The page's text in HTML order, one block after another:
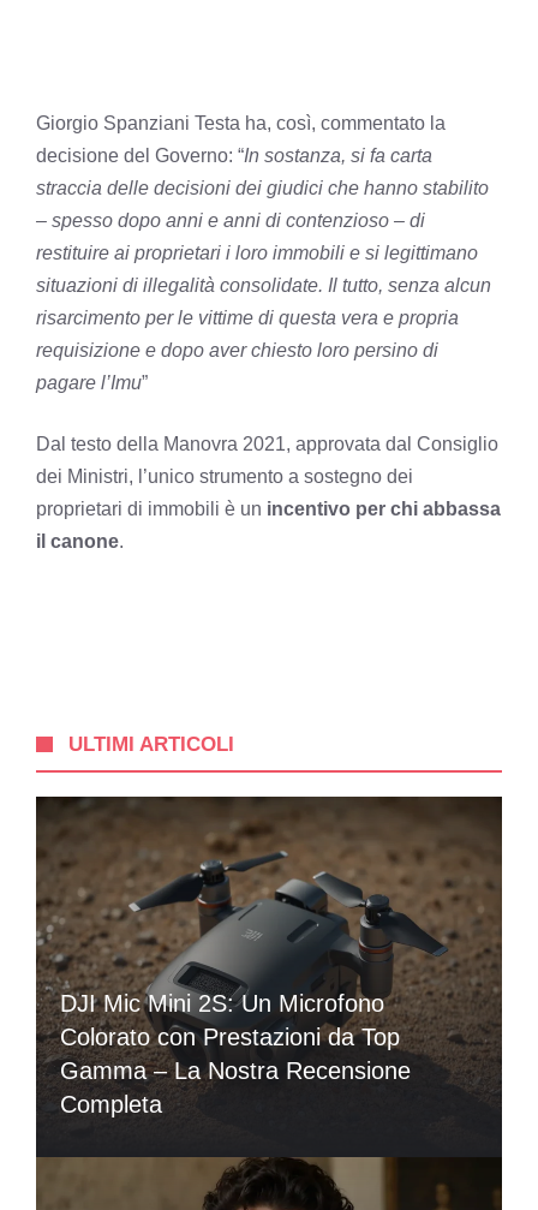
Giorgio Spanziani Testa ha, così, commentato la
decisione del Governo: “In sostanza, si fa carta
straccia delle decisioni dei giudici che hanno stabilito
– spesso dopo anni e anni di contenzioso – di
restituire ai proprietari i loro immobili e si legittimano
situazioni di illegalità consolidate. Il tutto, senza alcun
risarcimento per le vittime di questa vera e propria
requisizione e dopo aver chiesto loro persino di
pagare l’Imu”
Dal testo della Manovra 2021, approvata dal Consiglio
dei Ministri, l’unico strumento a sostegno dei
proprietari di immobili è un incentivo per chi abbassa
il canone.
ULTIMI ARTICOLI
DJI Mic Mini 2S: Un Microfono
Colorato con Prestazioni da Top
Gamma – La Nostra Recensione
Completa